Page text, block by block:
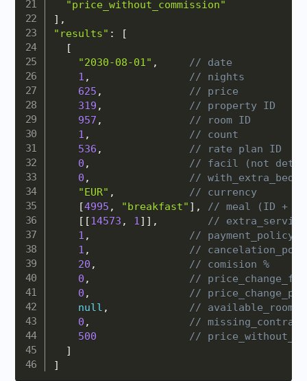
"price_without_commission"
] ,
"results" :
[
[
"2030-08-01" ,
// date
1 ,
// nights
625 ,
// price
319 ,
// property ID
957 ,
// room ID
1 ,
// count
536 ,
// rate plan ID
0 ,
// facil (not
0 ,
// with_extra_bed
"EUR" ,
// currency
[4995 , "breakfast" ] ,
// meal (ID +
[ [14573 , 1 ] ] ,
//
1 ,
// payment_policy
1 ,
//
20 ,
// comision %
0 ,
//
0 ,
//
null ,
// available_rooms
0 ,
// missing_contract
500
//
]
]